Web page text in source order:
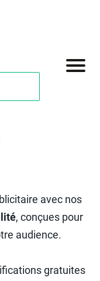
avec nos
, conçues pour
audience.
gratuites